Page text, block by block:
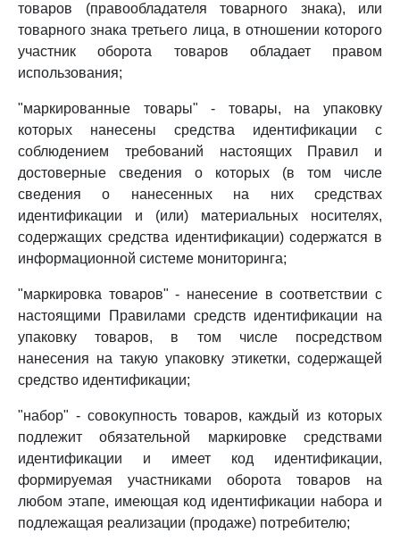
товаров (правообладателя товарного знака), или
товарного знака третьего лица, в отношении которого
участник оборота товаров обладает правом
использования;
"маркированные товары" - товары, на упаковку
которых нанесены средства идентификации с
соблюдением требований настоящих Правил и
достоверные сведения о которых (в том числе
сведения о нанесенных на них средствах
идентификации и (или) материальных носителях,
содержащих средства идентификации) содержатся в
информационной системе мониторинга;
"маркировка товаров" - нанесение в соответствии с
настоящими Правилами средств идентификации на
упаковку товаров, в том числе посредством
нанесения на такую упаковку этикетки, содержащей
средство идентификации;
"набор" - совокупность товаров, каждый из которых
подлежит обязательной маркировке средствами
идентификации и имеет код идентификации,
формируемая участниками оборота товаров на
любом этапе, имеющая код идентификации набора и
подлежащая реализации (продаже) потребителю;